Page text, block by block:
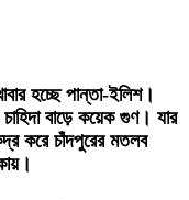
হচ্ছে পান্তা-ইলিশ।
বাড়ে কয়েক গুণ। যার
করে চাঁদপুরের মতলব